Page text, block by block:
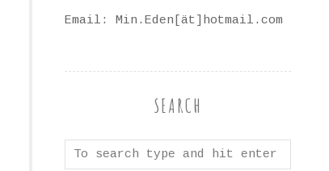
Email: Min.Eden[ät]hotmail.com
SEARCH